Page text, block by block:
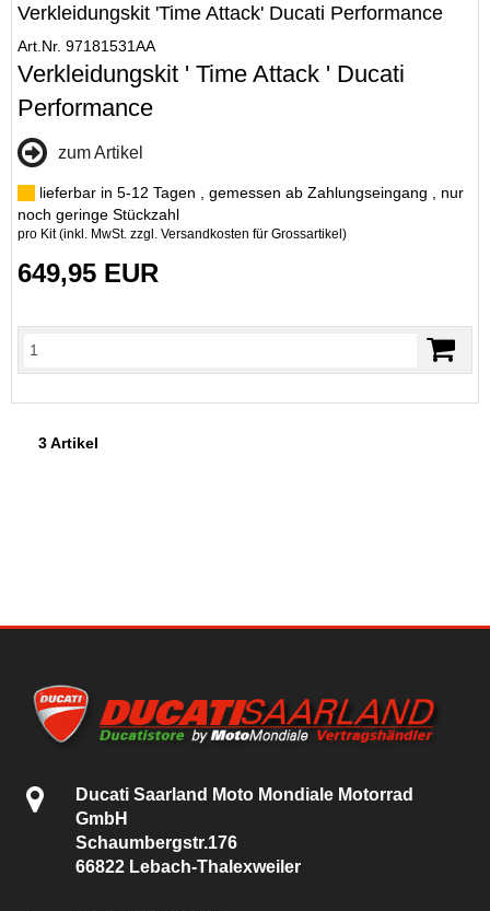
Verkleidungskit 'Time Attack' Ducati Performance
Art.Nr. 97181531AA
Verkleidungskit ' Time Attack ' Ducati
Performance
zum Artikel
lieferbar in 5-12 Tagen , gemessen ab Zahlungseingang , nur
noch geringe Stückzahl
pro Kit (inkl. MwSt. zzgl. Versandkosten für Grossartikel)
649,95 EUR
3 Artikel
Ducati Saarland Moto Mondiale Motorrad
GmbH
Schaumbergstr.176
66822 Lebach-Thalexweiler